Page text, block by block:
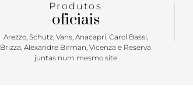
Produtos
oficiais
Arezzo, Schutz, Vans, Anacapri, Carol Bassi,
Brizza, Alexandre Birman, Vicenza e Reserva
juntas num mesmo site